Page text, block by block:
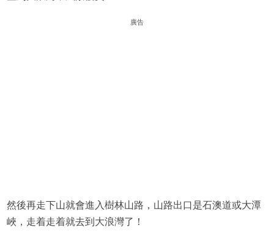
廣告
然後再走下山就會進入樹林山路，山路出口是石澳道或大潭
峽，走着走着就去到大浪灣了！